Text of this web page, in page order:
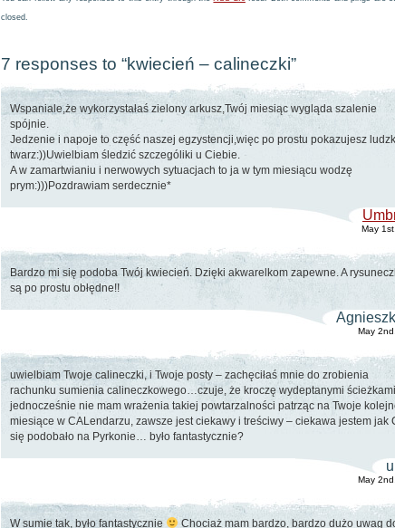
closed.
7 responses to “kwiecień – calineczki”
Wspaniale,że wykorzystałaś zielony arkusz,Twój miesiąc wygląda szalenie
spójnie.
Jedzenie i napoje to część naszej egzystencji,więc po prostu pokazujesz
twarz:))Uwielbiam śledzić szczególiki u Ciebie.
A w zamartwianiu i nerwowych sytuacjach to ja w tym miesiącu wodzę
prym:)))Pozdrawiam serdecznie*
May
Bardzo mi się podoba Twój kwiecień. Dzięki akwarelkom zapewne. A
są po prostu obłędne!!
May
uwielbiam Twoje calineczki, i Twoje posty – zachęciłaś mnie do zrobienia
rachunku sumienia calineczkowego…czuje, że kroczę wydeptanymi
jednocześnie nie mam wrażenia takiej powtarzalności patrząc na Twoje
miesiące w CALendarzu, zawsze jest ciekawy i treściwy – ciekawa jestem jak
się podobało na Pyrkonie… było fantastycznie?
May
W sumie tak, było fantastycznie Chociaż mam bardzo, bardzo dużo uwag